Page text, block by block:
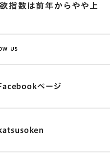
指数は前年からやや上
US
ページ